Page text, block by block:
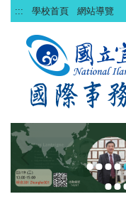
跳
到
::: 學校首頁 網站導覽